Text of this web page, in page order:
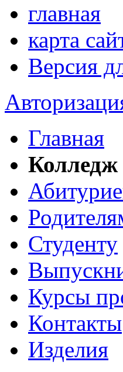
главная
карта
Версия
Главная
Колледж
Студенту
Курсы
Контакты
Изделия